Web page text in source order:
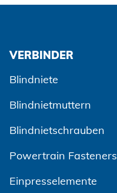
VERBINDER
Blindniete
Blindnietmuttern
Blindnietschrauben
Powertrain Fasteners
Einpresselemente